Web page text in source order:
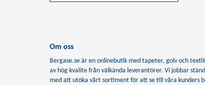
Om oss
Bergase.se är en onlinebutik med tapeter, golv och
av hög kvalite från välkända leverantörer. Vi jobbar
med att utöka vårt sortiment för att se till våra kunders